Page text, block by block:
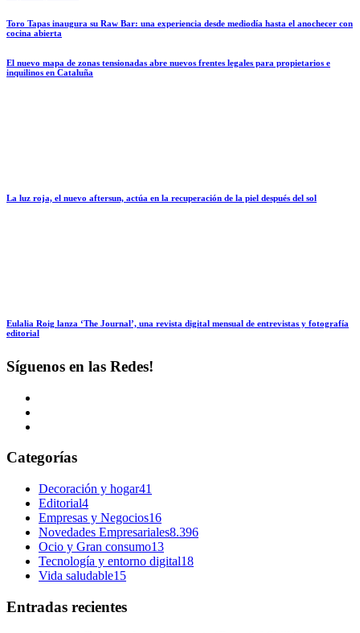
Toro Tapas inaugura su Raw Bar: una experiencia desde mediodía hasta el anochecer con
cocina abierta
El nuevo mapa de zonas tensionadas abre nuevos frentes legales para propietarios e
inquilinos en Cataluña
La luz roja, el nuevo aftersun, actúa en la recuperación de la piel después del sol
Eulalia Roig lanza ‘The Journal’, una revista digital mensual de entrevistas y fotografía
editorial
Síguenos en las Redes!
Categorías
Decoración y hogar41
Editorial4
Empresas y Negocios16
Novedades Empresariales8.396
Ocio y Gran consumo13
Tecnología y entorno digital18
Vida saludable15
Entradas recientes